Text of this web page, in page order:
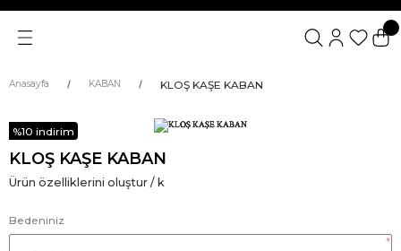
Anasayfa KABAN KLOŞ KAŞE KABAN
%10 indirim
KLOŞ KAŞE KABAN
Ürün özelliklerini oluştur / k
Bedeniniz
*